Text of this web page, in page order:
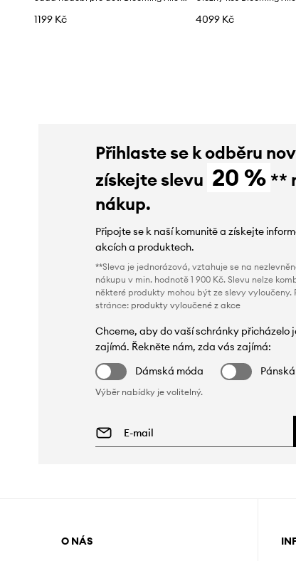
1199 Kč 4099 Kč
Přihlaste se k odběru
získejte slevu 20 % **
nákup.
Připojte se k naší komunitě a získejte
akcích a produktech.
**Sleva je jednorázová, vztahuje se na
nákupu v min. hodnotě 1 900 Kč. Slevu nelze
některé produkty mohou být ze slevy vyloučeny.
stránce: produkty vyloučené z akce
Chceme, aby do vaší schránky přicházelo
zajímá. Řekněte nám, zda vás zajímá:
Dámská móda
Výběr nabídky je volitelný.
O NÁS